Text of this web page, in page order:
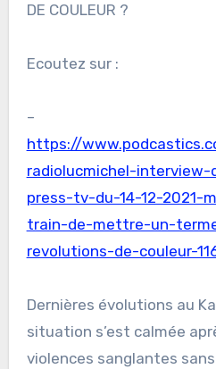
DE COULEUR ?
Ecoutez sur :
–
https://
radiolucmichel-
press-tv-du-14-12-2021-
train-de-mettre-un-
revolutions-de-couleur-
Dernières évolutions au
situation s’est calmée
violences sanglantes